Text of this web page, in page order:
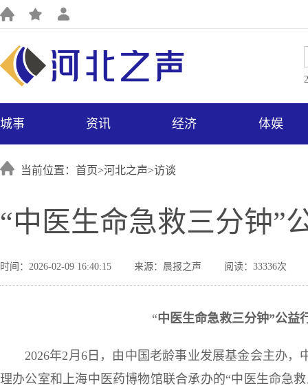
城事 资讯 经济 体娱
当前位置：首页>河北之声>访谈
“中医生命急救三分钟”
时间：2026-02-09 16:40:15 来源：晨报之声 阅读：33336次
“中医生命急救三分钟”公益
2026年2月6日，由中国老龄事业发展基金会主办
理办公室和上海中医药博物馆联合承办的“中医生命急